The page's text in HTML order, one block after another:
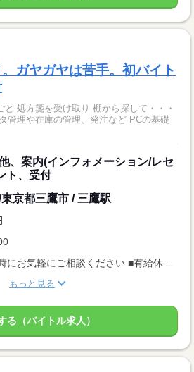
ガヤガヤは苦手。初バイト
と 処方箋を受け取り 棚から探して・・・
管理や在庫の管理、発注など PCの基礎
、案内(インフォメーション/レセ
ト、受付
京都三鷹市 / 三鷹駅
■休日の希望は面接時にお気軽にご相談ください ■有給休暇・産休・育休あり アルバイトの方も、有休はもちろん、産休育休を取得できます（取得実績あり）。 カムバックして活躍中の方もどんどん増えています。
もっと見る
る（バイトル求人）